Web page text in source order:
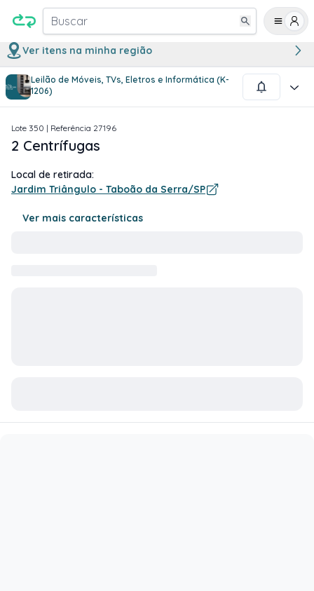
Buscar
Ver itens na minha região
Leilão de Móveis, TVs, Eletros e Informática (K-
1206)
1/1
Lote 350 | Referência 27196
2 Centrífugas
Local de retirada:
Jardim Triângulo - Taboão da Serra/SP
Ver mais características